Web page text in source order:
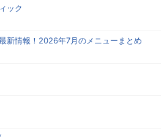
ック
新情報！2026年7月のメニューまとめ